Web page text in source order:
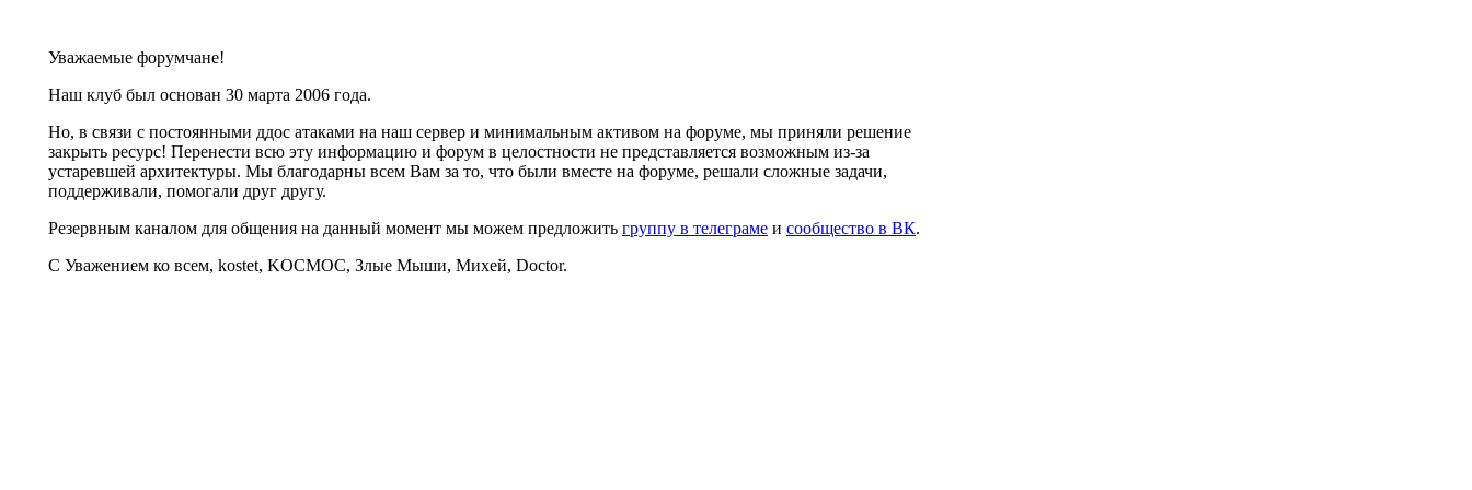
Уважаемые форумчане!
Наш клуб был основан 30 марта 2006 года.
Но, в связи с постоянными ддос атаками на наш сервер и минимальным активом на форуме, мы приняли решение
закрыть ресурс! Перенести всю эту информацию и форум в целостности не представляется возможным из-за
устаревшей архитектуры. Мы благодарны всем Вам за то, что были вместе на форуме, решали сложные задачи,
поддерживали, помогали друг другу.
Резервным каналом для общения на данный момент мы можем предложить группу в телеграме и сообщество в ВК.
С Уважением ко всем, kostet, KOCMOC, Злые Мыши, Михей, Doctor.